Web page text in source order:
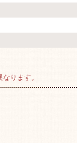
ります。